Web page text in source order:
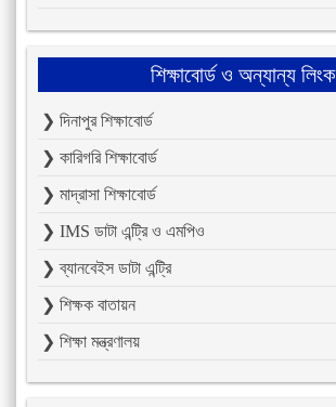
শিক্ষাবোর্ড ও অন্যান্য লিংক
❯ দিনাপুর শিক্ষাবোর্ড
❯ কারিগরি শিক্ষাবোর্ড
❯ মাদ্রাসা শিক্ষাবোর্ড
❯ IMS ডাটা এন্ট্রি ও এমপিও
❯ ব্যানবেইস ডাটা এন্ট্রি
❯ শিক্ষক বাতায়ন
❯ শিক্ষা মন্ত্রণালয়